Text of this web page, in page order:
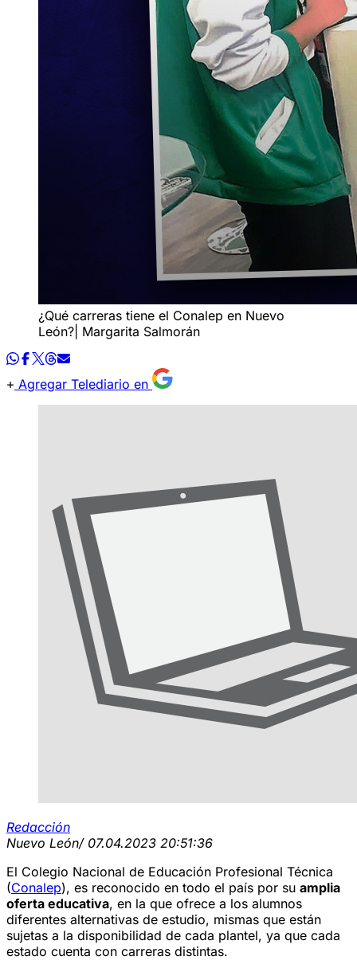
¿Qué carreras tiene el Conalep en Nuevo
León?| Margarita Salmorán
Agregar Telediario en
Redacción
Nuevo León/ 07.04.2023 20:51:36
El Colegio Nacional de Educación Profesional Técnica
(Conalep), es reconocido en todo el país por su amplia
oferta educativa, en la que ofrece a los alumnos
diferentes alternativas de estudio, mismas que están
sujetas a la disponibilidad de cada plantel, ya que cada
estado cuenta con carreras distintas.